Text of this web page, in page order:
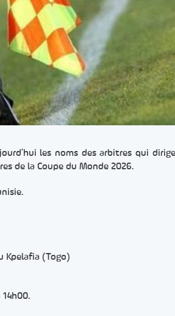
les noms des arbitres qui
de la Coupe du Monde 2026.
Kpelafia (Togo)